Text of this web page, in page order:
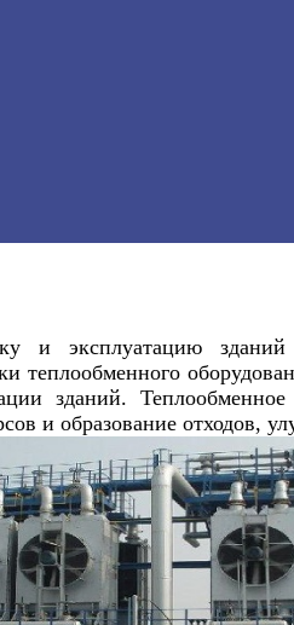
и эксплуатацию
теплообменного
зданий.
и образование отходов,